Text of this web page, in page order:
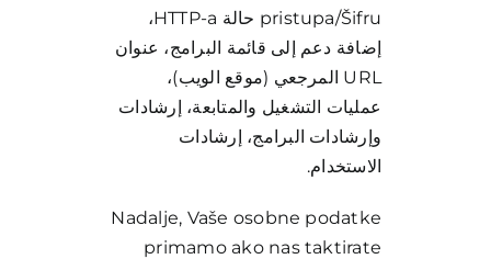
pristupa/Šifru حالة HTTP-a،
إضافة دعم إلى قائمة البرامج، عنوان
URL المرجعي (موقع الويب)،
عمليات التشغيل والمتابعة، إرشادات
وإرشادات البرامج، إرشادات
الاستخدام.
Nadalje, Vaše osobne podatke
primamo ako nas taktirate